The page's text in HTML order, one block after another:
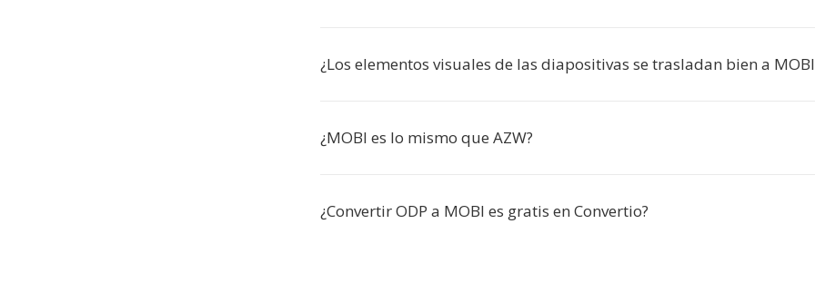
¿Los elementos visuales de las diapositivas se trasladan bien a
¿MOBI es lo mismo que AZW?
¿Convertir ODP a MOBI es gratis en Convertio?